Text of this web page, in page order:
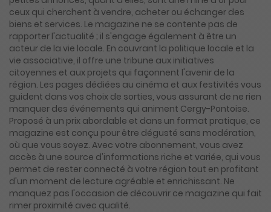
ceux qui cherchent à vendre, acheter ou échanger des
biens et services. Le magazine ne se contente pas de
rapporter l'actualité ; il s'engage également à être un
acteur de la vie locale. En couvrant la politique locale et la
vie associative, il offre une tribune aux initiatives
citoyennes et aux projets qui façonnent l'avenir de la
région. Les pages dédiées au cinéma et aux festivités vous
guident dans vos choix de sorties, vous assurant de ne rien
manquer des événements qui animent Cergy-Pontoise.
Proposé à un prix abordable et dans un format pratique, ce
magazine est conçu pour être dégusté sans modération,
où que vous soyez. Avec votre abonnement, vous avez
accès à une source d'informations riche et variée, qui vous
permet de rester connecté à votre région tout en profitant
d'un moment de lecture agréable et enrichissant. Ne
manquez pas l'occasion de découvrir ce magazine qui fait
rimer proximité avec qualité.